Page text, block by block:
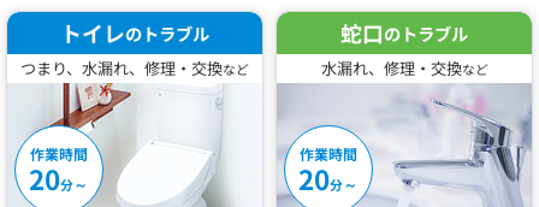
トイレのトラブル
つまり、水漏れ、修理・交換など
作業時間
20分～
蛇口のトラブル
水漏れ、修理・交換など
作業時間
20分～